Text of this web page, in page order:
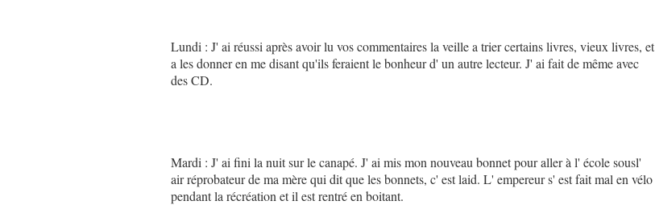
Lundi : J' ai réussi après avoir lu vos commentaires la veille a trier certains livres, vieux livres, et
a les donner en me disant qu'ils feraient le bonheur d' un autre lecteur. J' ai fait de même avec
des CD.
Mardi : J' ai fini la nuit sur le canapé. J' ai mis mon nouveau bonnet pour aller à l' école sousl'
air réprobateur de ma mère qui dit que les bonnets, c' est laid. L' empereur s' est fait mal en vélo
pendant la récréation et il est rentré en boitant.